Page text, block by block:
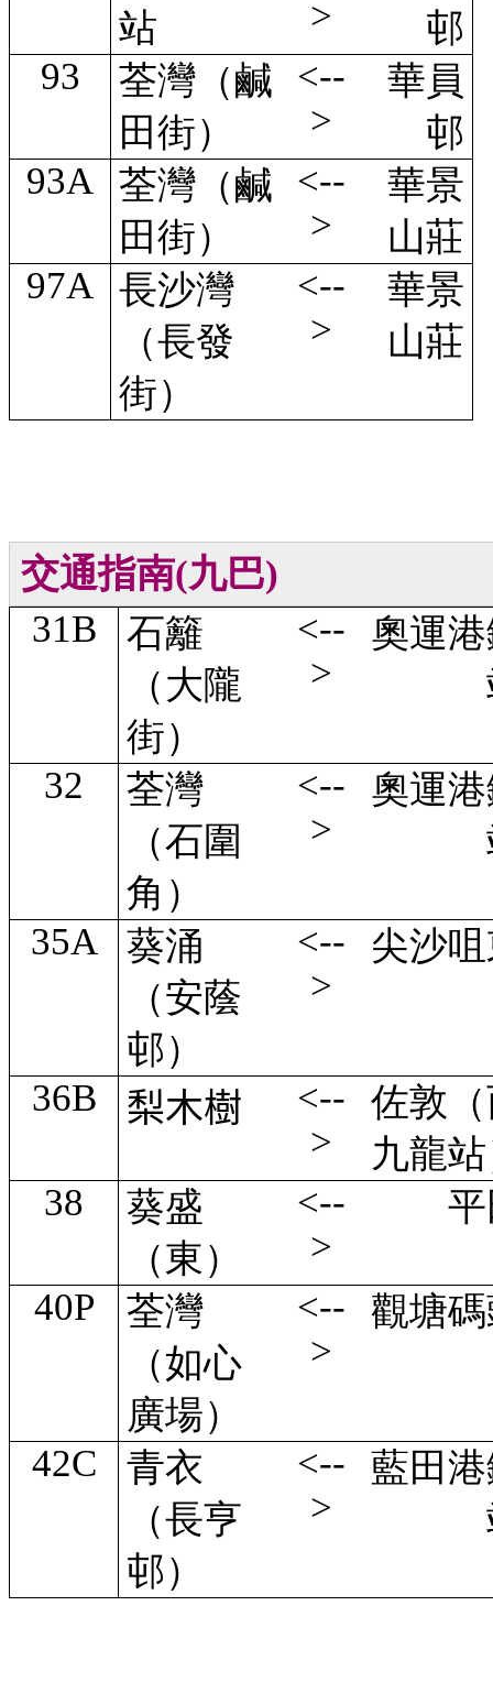
站
>
邨
93
荃灣（鹹
田街）
<--
>
華員
邨
93A 荃灣（鹹
田街）
<--
>
華景
山莊
97A 長沙灣
（長發
街）
<--
>
華景
山莊
交通指南(九巴)
31B
石籬
（大隴
街）
<--
>
奧運
32
荃灣
（石圍
角）
<--
>
奧運
35A
葵涌
（安蔭
邨）
<--
>
尖沙
36B 梨木樹
<--
>
佐敦
九龍
38
葵盛
（東）
<--
>
40P
荃灣
（如心
廣場）
<--
>
觀塘
42C
青衣
（長亨
邨）
<--
>
藍田